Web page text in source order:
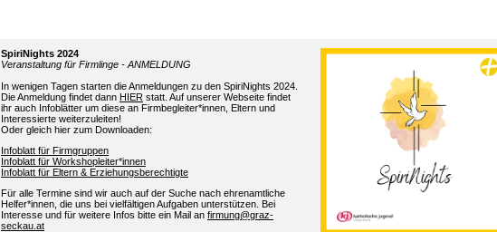
SpiriNights 2024
Veranstaltung für Firmlinge - ANMELDUNG
In wenigen Tagen starten die Anmeldungen zu den SpiriNights 2024.
Die Anmeldung findet dann HIER statt. Auf unserer Webseite findet
ihr auch Infoblätter um diese an Firmbegleiter*innen, Eltern und
Interessierte weiterzuleiten!
Oder gleich hier zum Downloaden:
Infoblatt für Firmgruppen
Infoblatt für Workshopleiter*innen
Infoblatt für Eltern & Erziehungsberechtigte
Für alle Termine sind wir auch auf der Suche nach ehrenamtliche
Helfer*innen, die uns bei vielfältigen Aufgaben unterstützen. Bei
Interesse und für weitere Infos bitte ein Mail an firmung@graz-
seckau.at